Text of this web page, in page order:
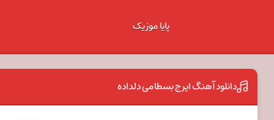
پایا موزیک
دانلود آهنگ ایرج بسطامی دلداده